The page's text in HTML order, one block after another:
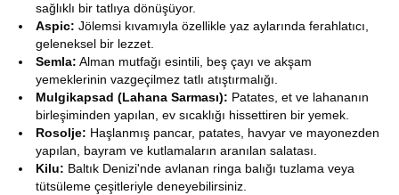
sağlıklı bir tatlıya dönüşüyor.
Aspic: Jölemsi kıvamıyla özellikle yaz aylarında ferahlatıcı,
geleneksel bir lezzet.
Semla: Alman mutfağı esintili, beş çayı ve akşam
yemeklerinin vazgeçilmez tatlı atıştırmalığı.
Mulgikapsad (Lahana Sarması): Patates, et ve lahananın
birleşiminden yapılan, ev sıcaklığı hissettiren bir yemek.
Rosolje: Haşlanmış pancar, patates, havyar ve mayonezden
yapılan, bayram ve kutlamaların aranılan salatası.
Kilu: Baltık Denizi'nde avlanan ringa balığı tuzlama veya
tütsüleme çeşitleriyle deneyebilirsiniz.